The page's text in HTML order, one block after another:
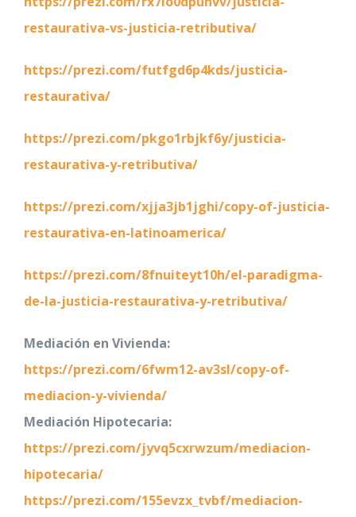
restaurativa-vs-justicia-retributiva/
https://prezi.com/futfgd6p4kds/justicia-
restaurativa/
https://prezi.com/pkgo1rbjkf6y/justicia-
restaurativa-y-retributiva/
https://prezi.com/xjja3jb1jghi/copy-of-justicia-
restaurativa-en-latinoamerica/
https://prezi.com/8fnuiteyt10h/el-paradigma-
de-la-justicia-restaurativa-y-retributiva/
Mediación en Vivienda:
https://prezi.com/6fwm12-av3sl/copy-of-
mediacion-y-vivienda/
Mediación Hipotecaria:
https://prezi.com/jyvq5cxrwzum/mediacion-
hipotecaria/
https://prezi.com/155evzx_tvbf/mediacion-